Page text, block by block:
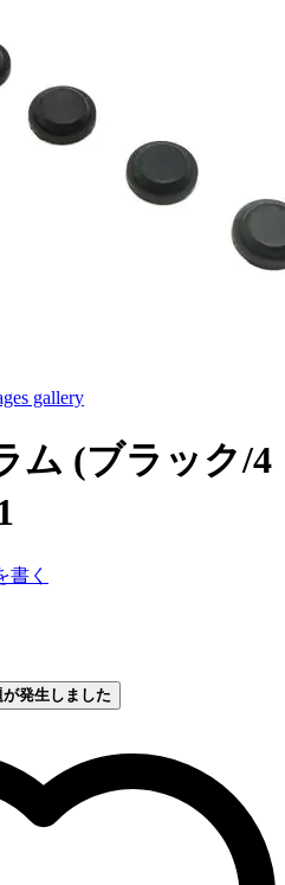
gallery
ム (ブラック/4
書く
が発生しました